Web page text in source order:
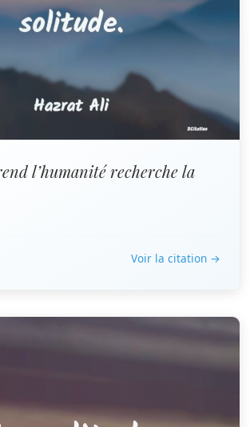
l’humanité recherche la
Voir la citation →